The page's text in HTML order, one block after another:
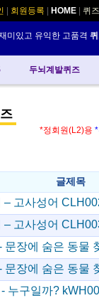
| 회원등록 | HOME | 퀴
미있고 유익한 고품격
두뇌계발퀴즈
*정회원(L2)용
글제목
– 고사성어
– 고사성어
문장에 숨은 동물
문장에 숨은 동물
누구일까?